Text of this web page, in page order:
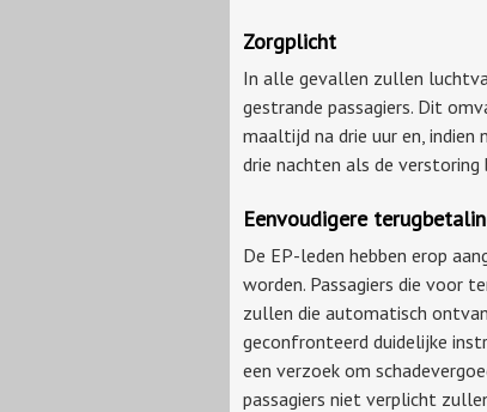
Zorgplicht
In alle gevallen zullen
gestrande passagiers. Dit
maaltijd na drie uur en,
drie nachten als de
Eenvoudigere
De EP-leden hebben erop
worden. Passagiers die voor
zullen die automatisch
geconfronteerd duidelijke
een verzoek om
passagiers niet verplicht